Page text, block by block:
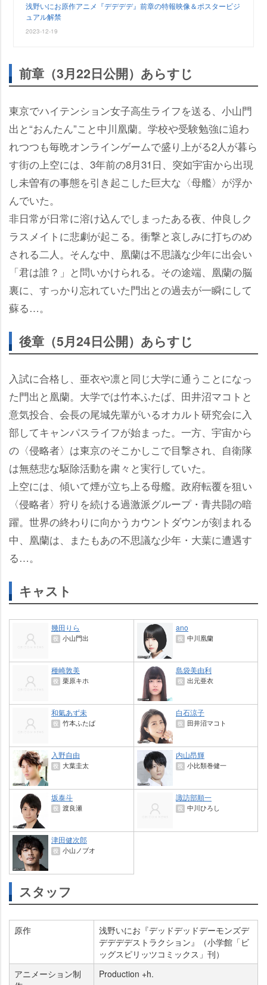
浅野いにお原作アニメ『デデデデ』前章の特報映像＆ポスタービジ
ュアル解禁
2023-12-19
前章（3月22日公開）あらすじ
東京でハイテンション女子高生ライフを送る、小山門
出と“おんたん”こと中川凰蘭。学校や受験勉強に追わ
れつつも毎晩オンラインゲームで盛り上がる2人が暮ら
す街の上空には、3年前の8月31日、突如宇宙から出現
し未曽有の事態を引き起こした巨大な〈母艦〉が浮か
んでいた。
非日常が日常に溶け込んでしまったある夜、仲良しク
ラスメイトに悲劇が起こる。衝撃と哀しみに打ちのめ
される二人。そんな中、凰蘭は不思議な少年に出会い
「君は誰？」と問いかけられる。その途端、凰蘭の脳
裏に、すっかり忘れていた門出との過去が一瞬にして
蘇る…。
後章（5月24日公開）あらすじ
入試に合格し、亜衣や凛と同じ大学に通うことになっ
た門出と凰蘭。大学では竹本ふたば、田井沼マコトと
意気投合、会長の尾城先輩がいるオカルト研究会に入
部してキャンパスライフが始まった。一方、宇宙から
の〈侵略者〉は東京のそこかしこで目撃され、自衛隊
は無慈悲な駆除活動を粛々と実行していた。
上空には、傾いて煙が立ち上る母艦。政府転覆を狙い
〈侵略者〉狩りを続ける過激派グループ・青共闘の暗
躍。世界の終わりに向かうカウントダウンが刻まれる
中、凰蘭は、またもあの不思議な少年・大葉に遭遇す
る…。
キャスト
幾田りら
役 小山門出
ano
役 中川凰蘭
種崎敦美
役 栗原キホ
島袋美由利
役 出元亜衣
和氣あず未
役 竹本ふたば
白石涼子
役 田井沼マコト
入野自由
役 大葉圭太
内山昂輝
役 小比類巻健一
坂泰斗
役 渡良瀬
諏訪部順一
役 中川ひろし
津田健次郎
役 小山ノブオ
スタッフ
原作
浅野いにお『デッドデッドデーモンズデ
デデデデストラクション』（小学館「ビ
ッグスピリッツコミックス」刊）
アニメーション制
Production +h.